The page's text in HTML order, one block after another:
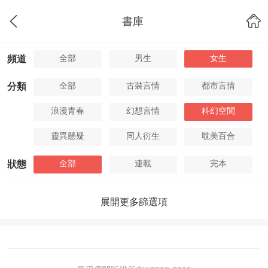
書庫
頻道 全部 男生 女生
分類 全部 古裝言情 都市言情
浪漫青春 幻想言情 科幻空間
靈異懸疑 同人衍生 耽美百合
狀態 全部 連載 完本
展開更多篩選項